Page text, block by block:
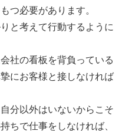
つ必要があります。
と考えて行動するように
社の看板を背負っている
にお客様と接しなければ
分以外はいないからこそ
ちで仕事をしなければ、